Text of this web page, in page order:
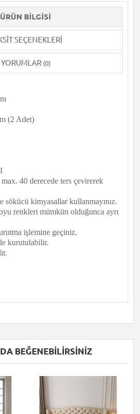
ÜRÜN BILGISI
SEÇENEKLERI
YORUMLAR (0)
(2 Adet)
40 derecede ters çevirerek
sökücü kimyasallar kullanmayınız.
renkleri mümkün olduğunca ayrı
işlemine geçiniz.
kurutulabilir.
BEĞENEBILIRSINIZ